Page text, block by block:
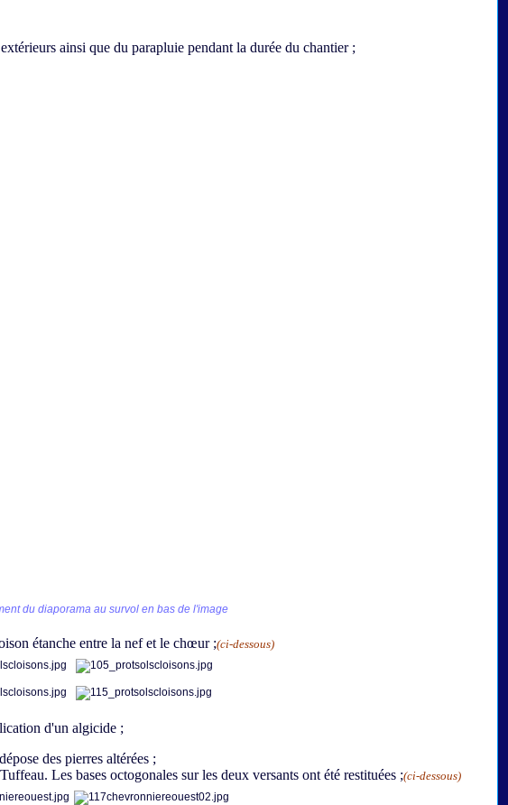
ainsi que du parapluie pendant la durée du chantier ;
du diaporama au survol en bas de l'image
étanche entre la nef et le chœur ;(ci-dessous)
d'un algicide ;
des pierres altérées ;
Les bases octogonales sur les deux versants ont été restituées ;(ci-dessous)